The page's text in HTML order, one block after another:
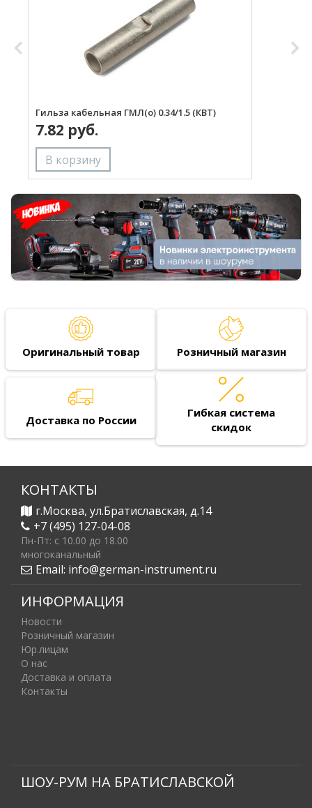
Гильза кабельная ГМЛ(о) 0.34/1.5 (КВТ)
7.82 руб.
Оригинальный товар Розничный магазин
Доставка по России
Гибкая система
скидок
КОНТАКТЫ
г.Москва, ул.Братиславская, д.14
+7 (495) 127-04-08
Пн-Пт: c 10.00 до 18.00
многоканальный
Email: info@german-instrument.ru
ИНФОРМАЦИЯ
Новости
Розничный магазин
Юр.лицам
О нас
Доставка и оплата
Контакты
ШОУ-РУМ НА БРАТИСЛАВСКОЙ